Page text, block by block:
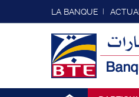
LA BANQUE